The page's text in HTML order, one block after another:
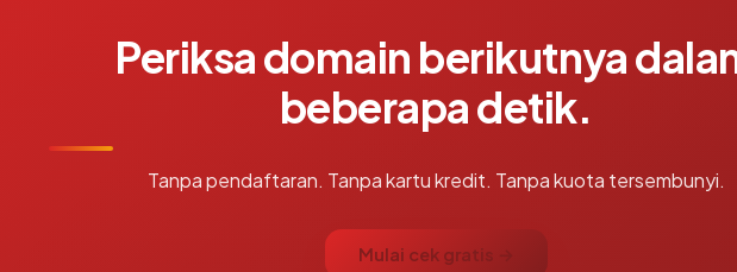
Periksa domain berikutnya
beberapa detik.
Tanpa pendaftaran. Tanpa kartu kredit. Tanpa kuota tersembunyi.
Mulai cek gratis →